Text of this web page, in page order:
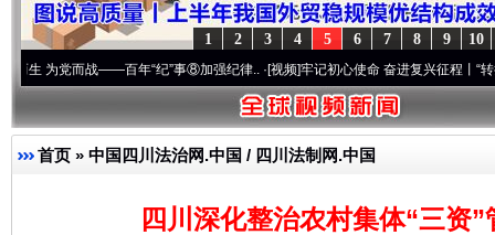
10
9
8
7
6
5
4
3
2
1
战——百年“纪”事⑧加强纪律..·[视频]牢记初心使命 奋进复兴征程丨“转折之城”激荡..
首页 » 中国四川法治网.中国 / 四川法制网.中国
四川深化整治农村集体“三资